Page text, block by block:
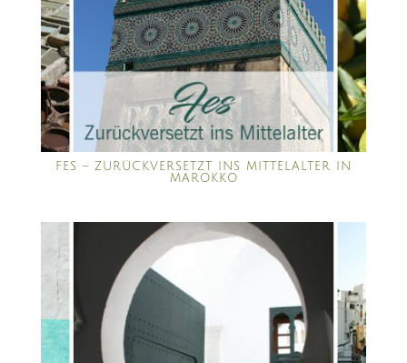
FES – ZURÜCKVERSETZT INS MITTELALTER IN
MAROKKO